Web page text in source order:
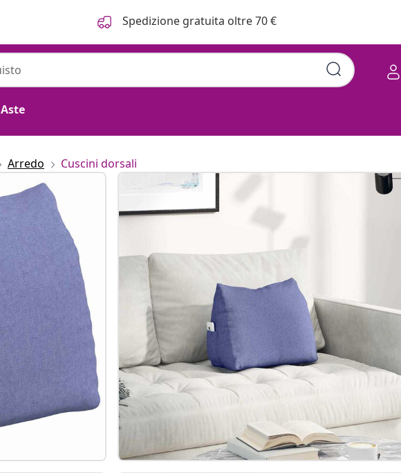
Spedizione gratuita oltre 70 €
Aste
Arredo Cuscini dorsali